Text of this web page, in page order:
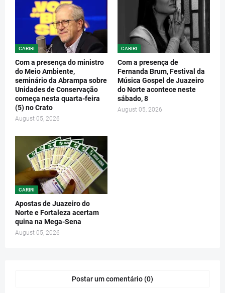
CARIRI
Com a presença do ministro
do Meio Ambiente,
seminário da Abrampa sobre
Unidades de Conservação
começa nesta quarta-feira
(5) no Crato
August 05, 2026
CARIRI
Com a presença de
Fernanda Brum, Festival da
Música Gospel de Juazeiro
do Norte acontece neste
sábado, 8
August 05, 2026
CARIRI
Apostas de Juazeiro do
Norte e Fortaleza acertam
quina na Mega-Sena
August 05, 2026
Postar um comentário (0)